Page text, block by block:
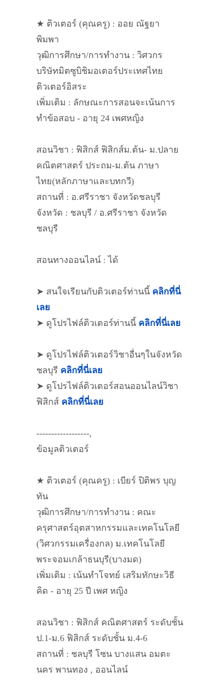
★ ติวเตอร์ (คุณครู) : ออย ณัฐยา
พิมพา
วุฒิการศึกษา/การทำงาน : วิศวกร
บริษัทมิตซูบิชิมอเตอร์ประเทศไทย
ติวเตอร์อิสระ
เพิ่มเติม : ลักษณะการสอนจะเน้นการ
ทำข้อสอบ - อายุ 24 เพศหญิง
สอนวิชา : ฟิสิกส์ ฟิสิกส์ม.ต้น- ม.ปลาย
คณิตศาสตร์ ประถม-ม.ต้น ภาษา
ไทย(หลักภาษาและบทกวี)
สถานที่ : อ.ศรีราชา จังหวัดชลบุรี
จังหวัด : ชลบุรี / อ.ศรีราชา จังหวัด
ชลบุรี
สอนทางออนไลน์ : ได้
➤ สนใจเรียนกับติวเตอร์ท่านนี้ คลิกที่นี่
เลย
➤ ดูโปรไฟล์ติวเตอร์ท่านนี้ คลิกที่นี่เลย
➤ ดูโปรไฟล์ติวเตอร์วิชาอื่นๆในจังหวัด
ชลบุรี คลิกที่นี่เลย
➤ ดูโปรไฟล์ติวเตอร์สอนออนไลน์วิชา
ฟิสิกส์ คลิกที่นี่เลย
------------------,
ข้อมูลติวเตอร์
★ ติวเตอร์ (คุณครู) : เบียร์ ปิติพร บุญ
ทัน
วุฒิการศึกษา/การทำงาน : คณะ
ครุศาสตร์อุตสาหกรรมและเทคโนโลยี
(วิศวกรรมเครื่องกล) ม.เทคโนโลยี
พระจอมเกล้าธนบุรี(บางมด)
เพิ่มเติม : เน้นทำโจทย์ เสริมทักษะวิธี
คิด - อายุ 25 ปี เพศ หญิง
สอนวิชา : ฟิสิกส์ คณิตศาสตร์ ระดับชั้น
ป.1-ม.6 ฟิสิกส์ ระดับชั้น ม.4-6
สถานที่ : ชลบุรี โซน บางแสน อมตะ
นคร พานทอง , ออนไลน์